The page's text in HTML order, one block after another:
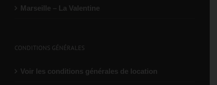
Marseille – La Valentine
CONDITIONS GÉNÉRALES
Voir les conditions générales de location